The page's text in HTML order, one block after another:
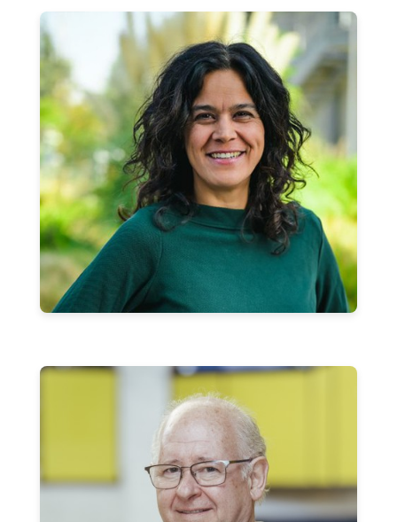
Norma Muñoz Del Campo
Profesora Titular
Pedro Narvarte Arregui